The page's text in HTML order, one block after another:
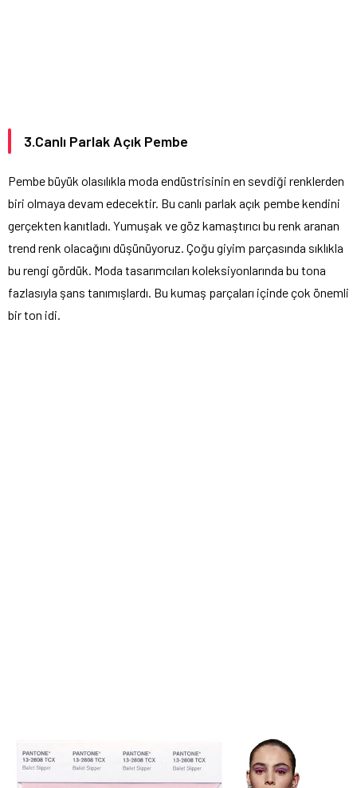
3.Canlı Parlak Açık Pembe
Pembe büyük olasılıkla moda endüstrisinin en sevdiği renklerden
biri olmaya devam edecektir. Bu canlı parlak açık pembe kendini
gerçekten kanıtladı. Yumuşak ve göz kamaştırıcı bu renk aranan
trend renk olacağını düşünüyoruz. Çoğu giyim parçasında sıklıkla
bu rengi gördük. Moda tasarımcıları koleksiyonlarında bu tona
fazlasıyla şans tanımışlardı. Bu kumaş parçaları içinde çok önemli
bir ton idi.